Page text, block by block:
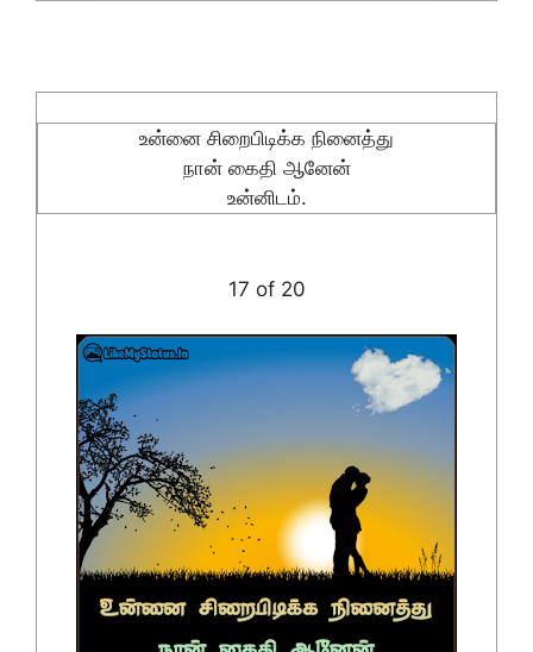
உன்னை சிறைபிடிக்க நினைத்து
நான் கைதி ஆனேன்
உன்னிடம்.
17 of 20